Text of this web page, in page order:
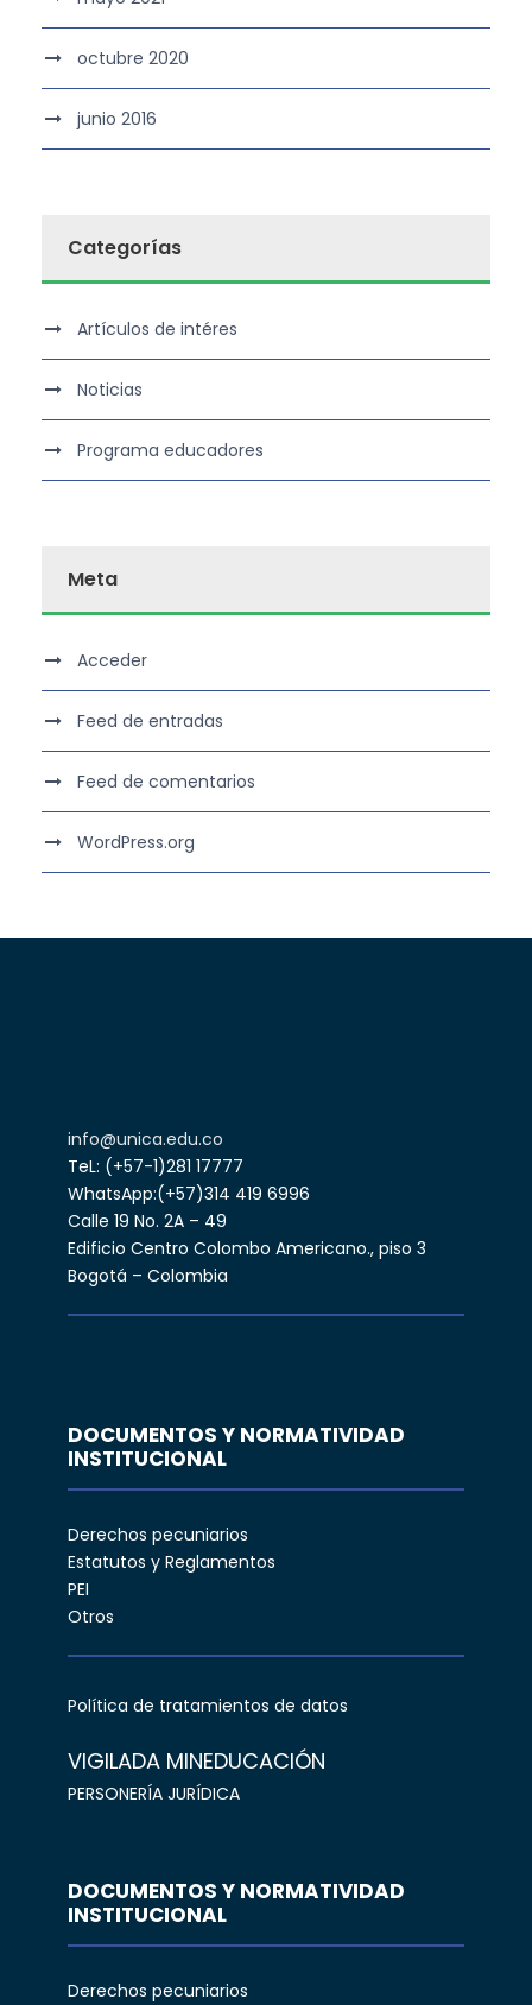
octubre 2020
junio 2016
Categorías
Artículos de intéres
Noticias
Programa educadores
Meta
Acceder
Feed de entradas
Feed de comentarios
WordPress.org
info@unica.edu.co
TeL: (+57-1)281 17777
WhatsApp:(+57)314 419 6996
Calle 19 No. 2A – 49
Edificio Centro Colombo Americano., piso 3
Bogotá – Colombia
DOCUMENTOS Y NORMATIVIDAD
INSTITUCIONAL
Derechos pecuniarios
Estatutos y Reglamentos
PEI
Otros
Política de tratamientos de datos
VIGILADA MINEDUCACIÓN
PERSONERÍA JURÍDICA
DOCUMENTOS Y NORMATIVIDAD
INSTITUCIONAL
Derechos pecuniarios